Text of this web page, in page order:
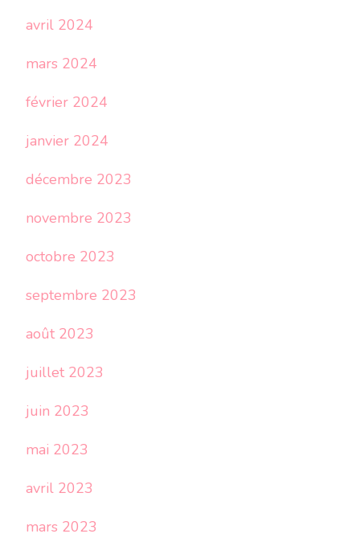
avril 2024
mars 2024
février 2024
janvier 2024
décembre 2023
novembre 2023
octobre 2023
septembre 2023
août 2023
juillet 2023
juin 2023
mai 2023
avril 2023
mars 2023